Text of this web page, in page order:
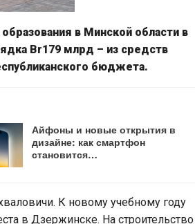
в Минской области в
Br179 млрд – из средств
бюджета.
Айфоны и новые открытия в
дизайне: как смартфон
становится…
К новому учебному году
в Дзержинске. На строительство